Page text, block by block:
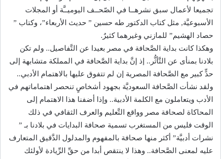
تجميعا لأعمال سبق نشرهــا في الصّحــف اليوميــَّة أو المجلات
الأسبوعيَّة, مثل كتاب الدكتور طه حسين ” حديث الأربعاء”، وكتاب ”
حصاد الهشيم” للمازني وغيرهما كثيرٌ.
وهكذا كانت بداية الصَّحافة في مصر بعيدا عن التَّفاصيل.. ولم تكن
بلادنا بمنأى عن التَّأثُّر.. إذ إنَّ بداية الصَّحافة في المملكة متشابهة إلى
حدٍّ كبير مع الصَّحافة المصرية إن لم تتفوق عليها بالاهتمام الأدبي..
ولقد نشأت الصَّحافة السعوديَّة بجهود أشخاصٍ تنحصر اهتماماتهم في
الأدب ويتعاملون مع الكلمة الأدبية.. وإذا أضفنا هذا الاهتمام إلى
المحاكاة لصحافة مصر وواقع التَّعليم والعرف الثقافي في ذلك
الوقت فليس من المستغرب تسمية صحافة البدايات في بلادنا بـ ”
نشرات أدبيَّة” أكثر منها صحافة بالمفهوم والمدلول الدَّقيق المتعارف
عليه لمعنى الصَّحافة.. وهذا لا ينتقص أبدا من حقِّ الرِّيادة لأولئك